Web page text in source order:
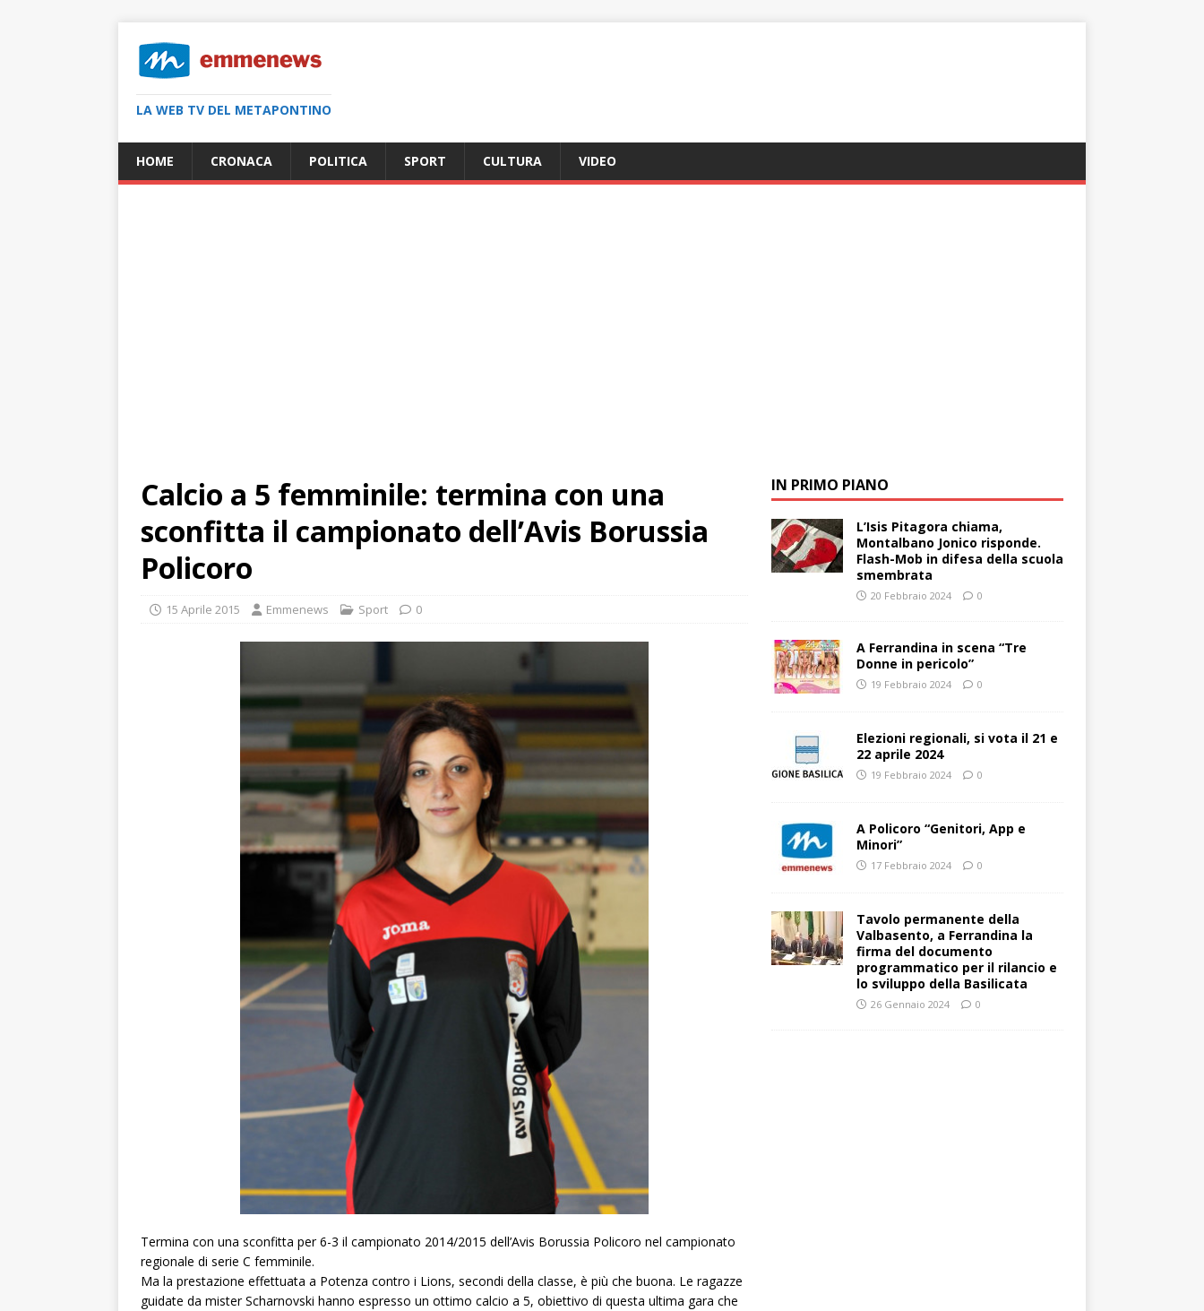
LA WEB TV DEL METAPONTINO
HOME CRONACA POLITICA SPORT CULTURA VIDEO
Calcio a 5 femminile: termina con una
sconfitta il campionato dell’Avis Borussia
Policoro
15 Aprile 2015 Emmenews Sport 0
Termina con una sconfitta per 6-3 il campionato 2014/2015 dell’Avis Borussia Policoro nel campionato
regionale di serie C femminile.
Ma la prestazione effettuata a Potenza contro i Lions, secondi della classe, è più che buona. Le ragazze
guidate da mister Scharnovski hanno espresso un ottimo calcio a 5, obiettivo di questa ultima gara che
IN PRIMO PIANO
L’Isis Pitagora chiama,
Montalbano Jonico risponde.
Flash-Mob in difesa della scuola
smembrata
20 Febbraio 2024 0
A Ferrandina in scena “Tre
Donne in pericolo”
19 Febbraio 2024 0
Elezioni regionali, si vota il 21 e
22 aprile 2024
19 Febbraio 2024 0
A Policoro “Genitori, App e
Minori”
17 Febbraio 2024 0
Tavolo permanente della
Valbasento, a Ferrandina la
firma del documento
programmatico per il rilancio e
lo sviluppo della Basilicata
26 Gennaio 2024 0